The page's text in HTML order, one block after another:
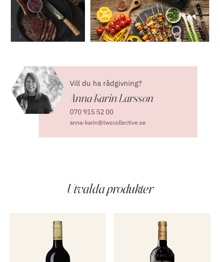
Vill du ha rådgivning?
Anna-Karin Larsson
070 915 52 00
anna-karin@twscollective.se
Utvalda produkter